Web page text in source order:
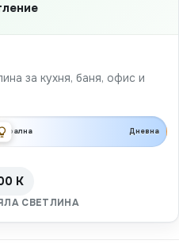
за кухня, баня, офис и
Дневна
K
СВЕТЛИНА